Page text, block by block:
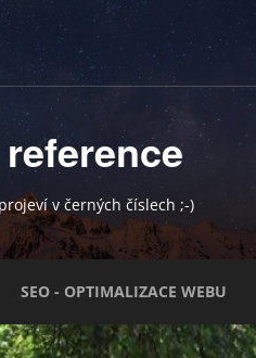
v černých číslech ;-)
SEO - OPTIMALIZACE WEBU